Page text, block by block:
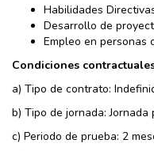
Habilidades
Desarrollo de
Empleo en personas
Condiciones
a) Tipo de contrato:
b) Tipo de jornada:
c) Periodo de prueba: 2